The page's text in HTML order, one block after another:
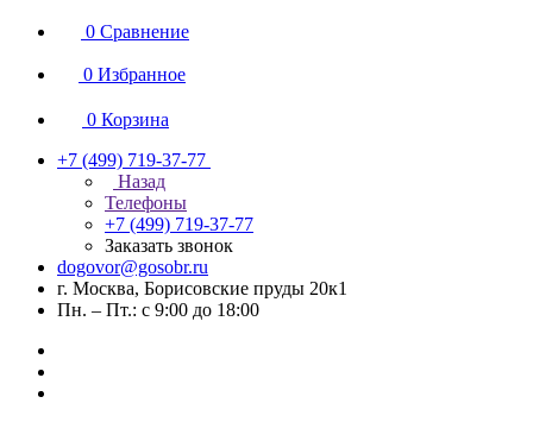
0 Сравнение
0 Избранное
0 Корзина
+7 (499) 719-37-77
Назад
Телефоны
+7 (499) 719-37-77
Заказать звонок
dogovor@gosobr.ru
г. Москва, Борисовские пруды 20к1
Пн. – Пт.: с 9:00 до 18:00